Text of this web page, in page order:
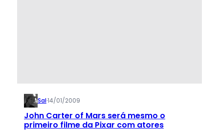
Sal·14/01/2009
John Carter of Mars será mesmo o
primeiro filme da Pixar com atores